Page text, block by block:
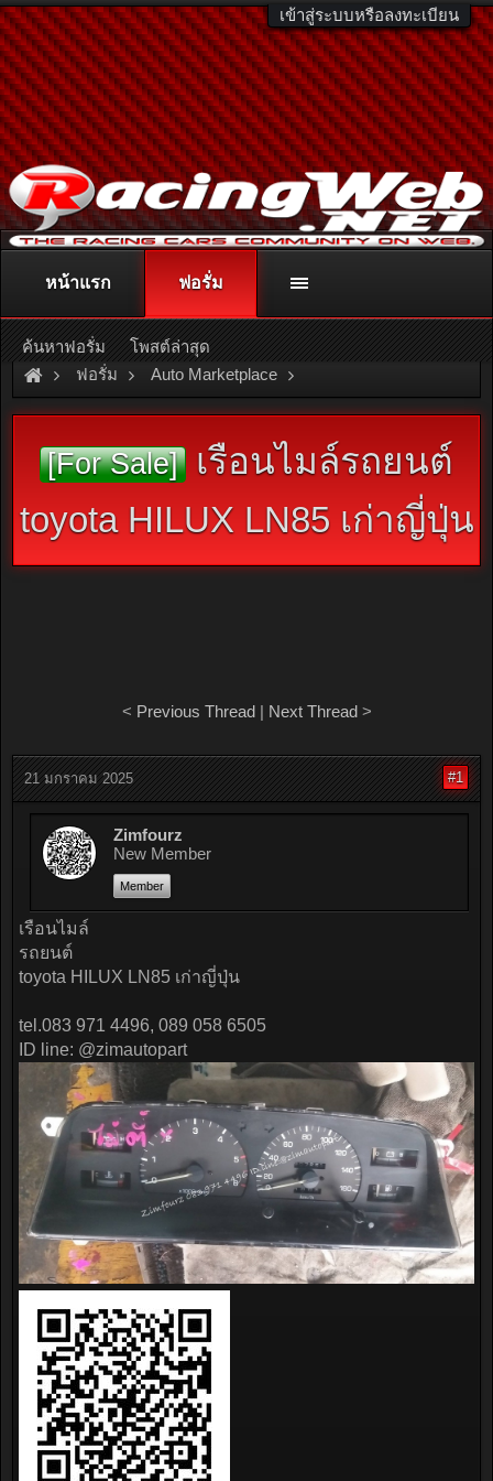
เข้าสู่ระบบหรือลงทะเบียน
ติดต่อลงโฆษณา racingweb@gmail.comหรือโทร. 081-811-1138
หรืออ่านรายละเอียดเพิ่มเติม คลิกที่นี่
ฟอรั่ม Auto Marketplace
Interior & Accessories
[For Sale] เรือนไมล์รถยนต์
toyota HILUX LN85 เก่าญี่ปุ่น
< Previous Thread| Next Thread>
21 มกราคม 2025 #1
Zimfourz
New Member
Member
เรือนไมล์
รถยนต์
toyota HILUX LN85 เก่าญี่ปุ่น
tel.083 971 4496, 089 058 6505
ID line: @zimautopart
หน้าแรก ฟอรั่ม
ค้นหาฟอรั่ม โพสต์ล่าสุด